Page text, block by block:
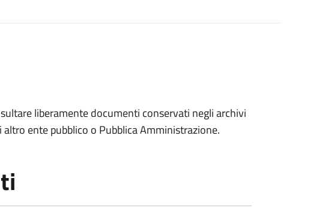
liberamente documenti conservati negli archivi
ente pubblico o Pubblica Amministrazione.